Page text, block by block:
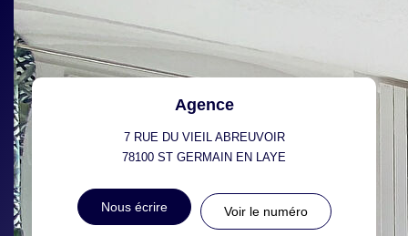
Agence
7 RUE DU VIEIL ABREUVOIR
78100 ST GERMAIN EN LAYE
Nous écrire Voir le numéro